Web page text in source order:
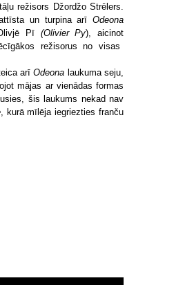
režisors Džordžo Strēlers.
un turpina arī Odeona
Pī (Olivier Py), aicinot
režisorus no visas
arīOdeona laukuma seju,
mājas ar vienādas formas
šis laukums nekad nav
, kurā mīlēja iegriezties franču